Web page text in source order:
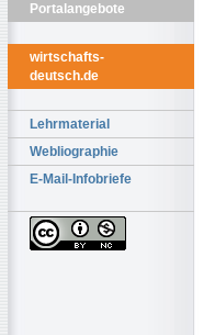
Portalangebote
wirtschafts-
deutsch.de
Lehrmaterial
Webliographie
E-Mail-Infobriefe